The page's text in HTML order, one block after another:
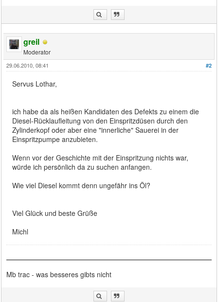
greil
Moderator
#2
29.06.2010, 08:41
Servus Lothar,
ich habe da als heißen Kandidaten des Defekts zu einem die
Diesel-Rücklaufleitung von den Einspritzdüsen durch den
Zylinderkopf oder aber eine "innerliche" Sauerei in der
Einspritzpumpe anzubieten.
Wenn vor der Geschichte mit der Einspritzung nichts war,
würde ich persönlich da zu suchen anfangen.
Wie viel Diesel kommt denn ungefähr ins Öl?
Viel Glück und beste Grüße
Michl
Mb trac - was besseres gibts nicht